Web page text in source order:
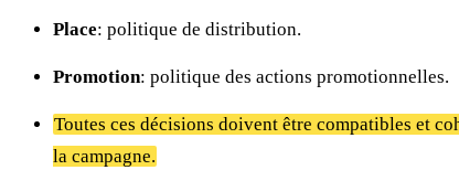
Place: politique de distribution.
Promotion: politique des actions promotionnelles.
Toutes ces décisions doivent être compatibles et
la campagne.